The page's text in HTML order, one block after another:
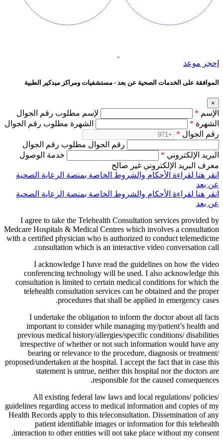
إحجر موعد
الموافقة على الخدمات الصحية عن بعد - مستشفيات ومراكز ميدكير الطبية
×
الإسم *
لإسم مطلوب رقم الجوال
الشهرة *
الشهرة مطلوب رقم الجوال
رقم الجوال *
رقم الجوال مطلوب رقم الجوال
البريد الإلكتروني *
خدمة الوصول
معرف البريد الإلكتروني غير صالح
انقر هنا لقراءة الأحكام والشروط الخاصة بمنصة الرعاية الصحية
عن بعد
انقر هنا لقراءة الأحكام والشروط الخاصة بمنصة الرعاية الصحية
عن بعد
I agree to take the Telehealth Consultation services provided by
Medcare Hospitals & Medical Centres which involves a consultation
with a certified physician who is authorized to conduct telemedicine
consultation which is an interactive video conversation call.
I acknowledge I have read the guidelines on how the video
conferencing technology will be used. I also acknowledge this
consultation is limited to certain medical conditions for which the
telehealth consultation services can be obtained and the proper
procedures that shall be applied in emergency cases.
I undertake the obligation to inform the doctor about all facts
important to consider while managing my/patient’s health and
previous medical history/allergies/specific conditions/ disabilities
irrespective of whether or not such information would have any
bearing or relevance to the procedure, diagnosis or treatment/
proposed/undertaken at the hospital. I accept the fact that in case this
statement is untrue, neither this hospital nor the doctors are
responsible for the caused consequences.
All existing federal law laws and local regulations/ policies/
guidelines regarding access to medical information and copies of my
Health Records apply to this teleconsultation. Dissemination of any
patient identifiable images or information for this telehealth
interaction to other entities will not take place without my consent.